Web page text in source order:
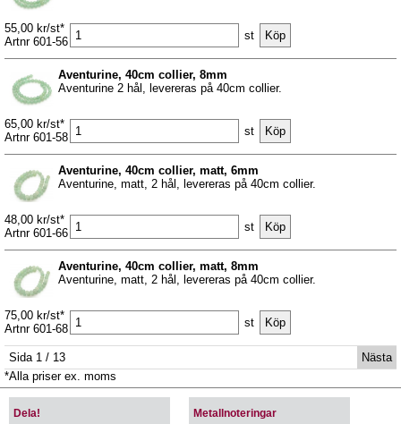
55,00 kr/st*
Artnr 601-56
st
Aventurine, 40cm collier, 8mm
Aventurine 2 hål, levereras på 40cm collier.
65,00 kr/st*
Artnr 601-58
st
Aventurine, 40cm collier, matt, 6mm
Aventurine, matt, 2 hål, levereras på 40cm collier.
48,00 kr/st*
Artnr 601-66
st
Aventurine, 40cm collier, matt, 8mm
Aventurine, matt, 2 hål, levereras på 40cm collier.
75,00 kr/st*
Artnr 601-68
st
Sida 1 / 13
Nästa
*Alla priser ex. moms
Metallnoteringar
Dela!